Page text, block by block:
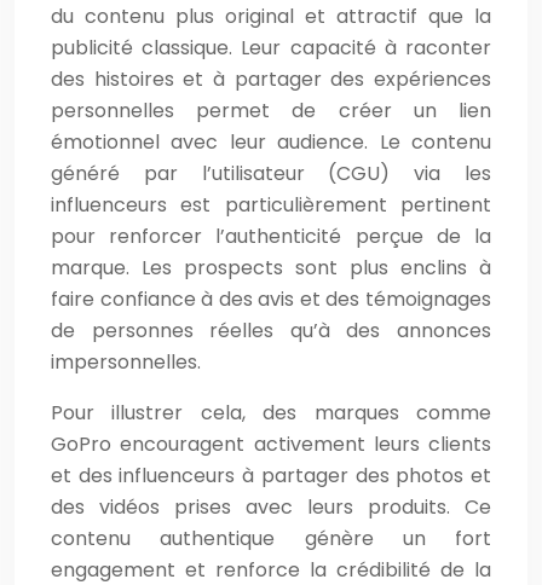
du contenu plus original et attractif que la
publicité classique. Leur capacité à raconter
des histoires et à partager des expériences
personnelles permet de créer un lien
émotionnel avec leur audience. Le contenu
généré par l’utilisateur (CGU) via les
influenceurs est particulièrement pertinent
pour renforcer l’authenticité perçue de la
marque. Les prospects sont plus enclins à
faire confiance à des avis et des témoignages
de personnes réelles qu’à des annonces
impersonnelles.
Pour illustrer cela, des marques comme
GoPro encouragent activement leurs clients
et des influenceurs à partager des photos et
des vidéos prises avec leurs produits. Ce
contenu authentique génère un fort
engagement et renforce la crédibilité de la